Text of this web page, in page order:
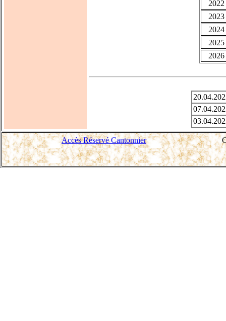
2022
2023
2024
2025
2026
Accès Réservé Cantonnier